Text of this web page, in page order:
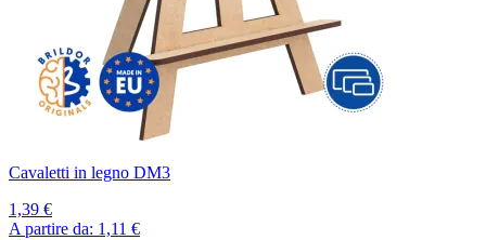
Cavaletti in legno DM3
1,39 €
A partire da: 1,11 €